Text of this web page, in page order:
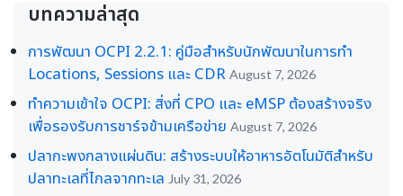
บทความล่าสุด
การพัฒนา OCPI 2.2.1: คู่มือสำหรับนักพัฒนาในการทำ
Locations, Sessions และ CDR August 7, 2026
ทำความเข้าใจ OCPI: สิ่งที่ CPO และ eMSP ต้องสร้างจริง
เพื่อรองรับการชาร์จข้ามเครือข่าย August 7, 2026
ปลากะพงกลางแผ่นดิน: สร้างระบบให้อาหารอัตโนมัติสำหรับ
ปลาทะเลที่ไกลจากทะเล July 31, 2026